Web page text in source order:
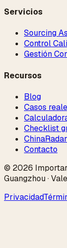
Servicios
Sourcing
Control
Gestión
Recursos
Blog
Casos
Checklist
ChinaRadar
Contacto
© 2026
Guangzhou ·
Privacidad